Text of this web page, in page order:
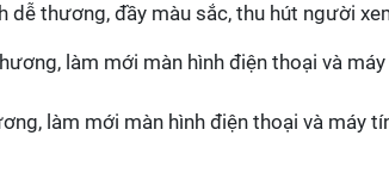
dễ thương, đầy màu sắc, thu hút người
làm mới màn hình điện thoại và máy